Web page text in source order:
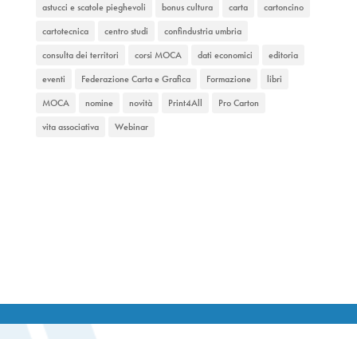
astucci e scatole pieghevoli
bonus cultura carta
cartoncino
cartotecnica
centro studi
confindustria umbria
consulta dei territori
corsi MOCA dati economici
editoria
eventi
Federazione Carta e Grafica Formazione
libri
MOCA
nomine novità Print4All
Pro Carton
vita associativa
Webinar